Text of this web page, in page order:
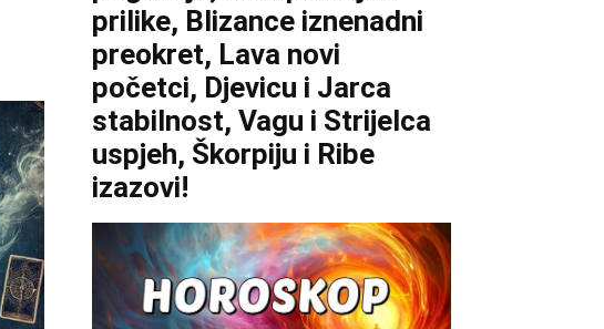
prilike, Blizance iznenadni
preokret, Lava novi
početci, Djevicu i Jarca
stabilnost, Vagu i Strijelca
uspjeh, Škorpiju i Ribe
izazovi!